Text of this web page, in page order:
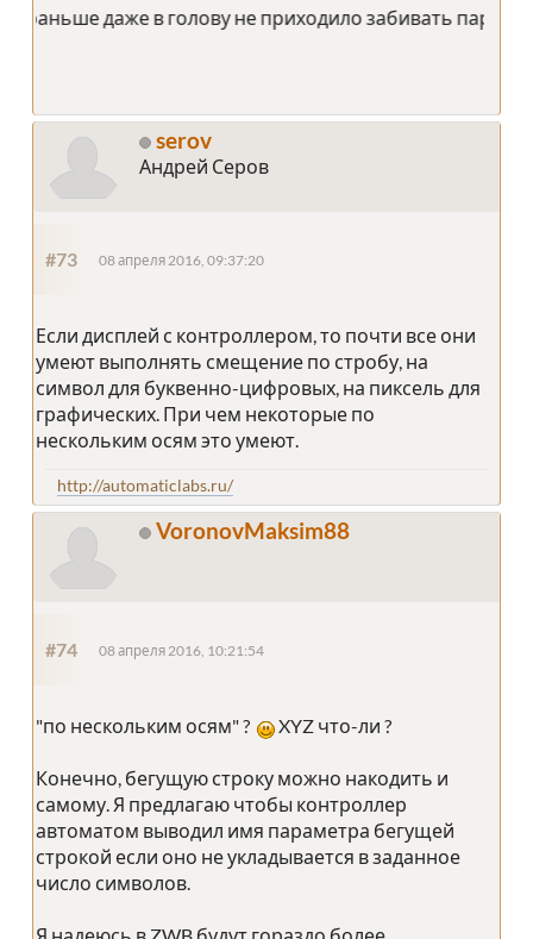
даже в голову не приходило забивать параметры
serov
Андрей Серов
#73 08 апреля 2016, 09:37:20
Если дисплей с контроллером, то почти все они
умеют выполнять смещение по стробу, на
символ для буквенно-цифровых, на пиксель для
графических. При чем некоторые по
нескольким осям это умеют.
http://automaticlabs.ru/
VoronovMaksim88
#74 08 апреля 2016, 10:21:54
"по нескольким осям" ? XYZ что-ли ?
Конечно, бегущую строку можно накодить и
самому. Я предлагаю чтобы контроллер
автоматом выводил имя параметра бегущей
строкой если оно не укладывается в заданное
число символов.